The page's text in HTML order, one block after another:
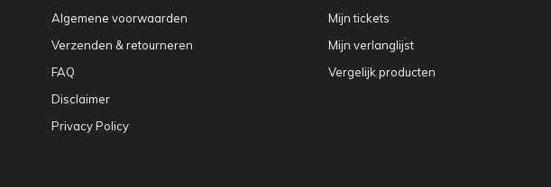
Algemene voorwaarden
Verzenden & retourneren
FAQ
Disclaimer
Privacy Policy
Mijn tickets
Mijn verlanglijst
Vergelijk producten